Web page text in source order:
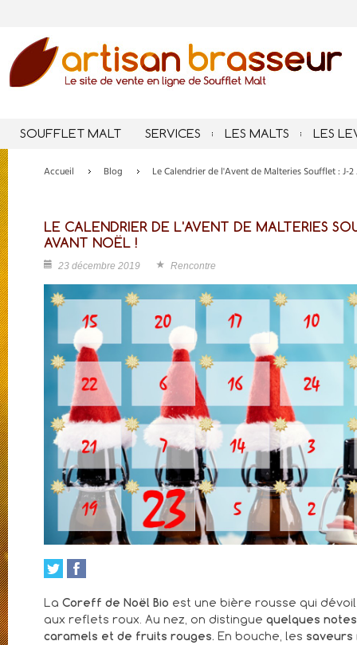
SOUFFLET MALT SERVICES LES MALTS LES
Accueil Blog Le Calendrier de l'Avent de Malteries Soufflet : J-2
LE CALENDRIER DE L'AVENT DE MALTERIES
AVANT NOËL !
23 décembre 2019 Rencontre
La Coreff de Noël Bio est une bière rousse qui
aux reflets roux. Au nez, on distingue quelques
caramels et de fruits rouges. En bouche, les saveurs